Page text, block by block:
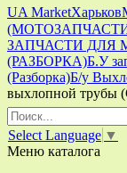
UA MarketХарьков
ЗАПЧАСТИ ДЛЯ
(РАЗБОРКА)Б.У
(Разборка)Б/у
выхлопной трубы
Select Language ▼
Меню каталога